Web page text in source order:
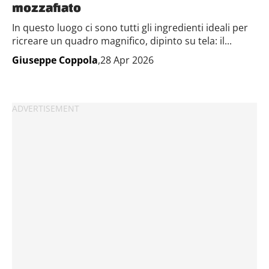
mozzafiato
In questo luogo ci sono tutti gli ingredienti ideali per
ricreare un quadro magnifico, dipinto su tela: il...
Giuseppe Coppola,28 Apr 2026